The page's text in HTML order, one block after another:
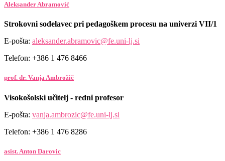
Aleksander Abramović
Strokovni sodelavec pri pedagoškem procesu na univerzi VII/1
E-pošta: aleksander.abramovic@fe.uni-lj.si
Telefon: +386 1 476 8466
prof. dr. Vanja Ambrožič
Visokošolski učitelj - redni profesor
E-pošta: vanja.ambrozic@fe.uni-lj.si
Telefon: +386 1 476 8286
asist. Anton Darovic